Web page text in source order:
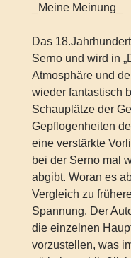
_Meine Meinung_
Das
Serno und wird in
Atmosphäre und
wieder fantastisch
Schauplätze der
Gepflogenheiten
eine verstärkte
bei der Serno mal
abgibt. Woran es
Vergleich zu
Spannung. Der
die einzelnen
vorzustellen, was